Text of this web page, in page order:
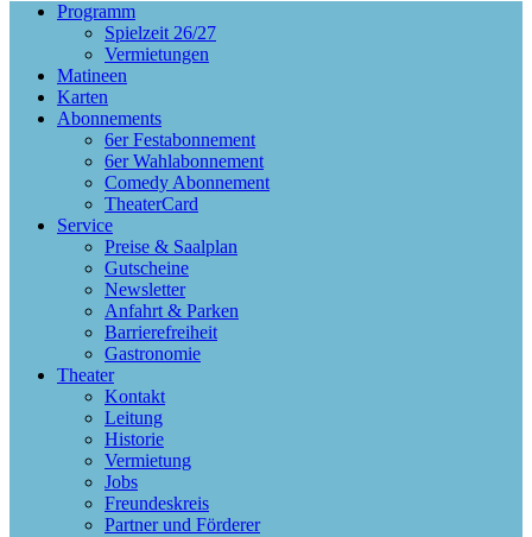
Programm
Spielzeit 26/27
Vermietungen
Matineen
Karten
Abonnements
6er Festabonnement
6er Wahlabonnement
Comedy Abonnement
TheaterCard
Service
Preise & Saalplan
Gutscheine
Newsletter
Anfahrt & Parken
Barrierefreiheit
Gastronomie
Theater
Kontakt
Leitung
Historie
Vermietung
Jobs
Freundeskreis
Partner und Förderer